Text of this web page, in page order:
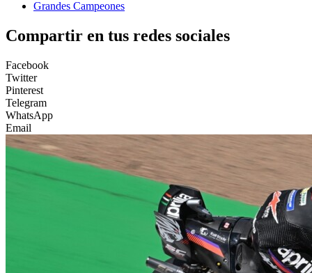
Grandes Campeones
Compartir en tus redes sociales
Facebook
Twitter
Pinterest
Telegram
WhatsApp
Email